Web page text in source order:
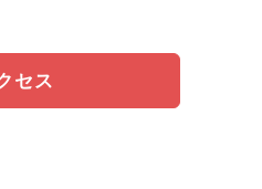
セス